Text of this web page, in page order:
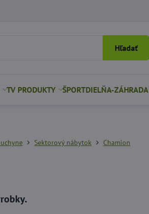
Hľadať
TV PRODUKTY ŠPORTDIELŇA-ZÁHRADA
Sektorový nábytok Chamion